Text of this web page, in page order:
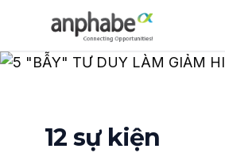
12 sự kiện